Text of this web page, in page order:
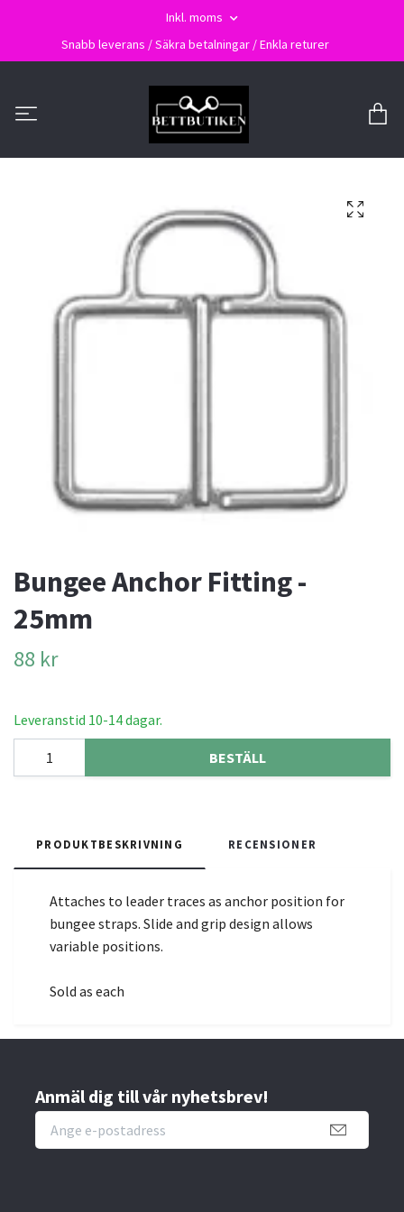
Inkl. moms
Snabb leverans / Säkra betalningar / Enkla returer
Bungee Anchor Fitting -
25mm
88 kr
Leveranstid 10-14 dagar.
BESTÄLL
PRODUKTBESKRIVNING RECENSIONER
Attaches to leader traces as anchor position for
bungee straps. Slide and grip design allows
variable positions.
Sold as each
Anmäl dig till vår nyhetsbrev!